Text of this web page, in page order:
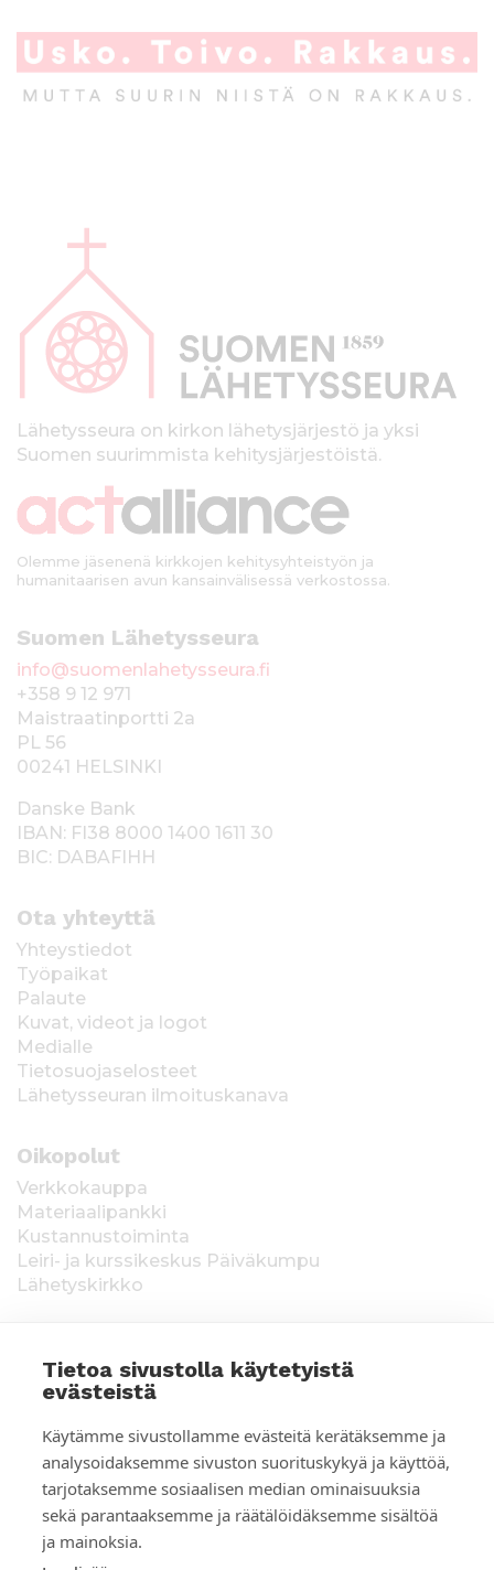
Tietoa sivustolla käytetyistä
evästeistä
Käytämme sivustollamme evästeitä kerätäksemme ja
analysoidaksemme sivuston suorituskykyä ja käyttöä,
tarjotaksemme sosiaalisen median ominaisuuksia
sekä parantaaksemme ja räätälöidäksemme sisältöä
ja mainoksia.
p
kLähetysseura on kirkon lähetysjärjestö ja yksi
Suomen suurimmista kehitysjärjestöistä.
Olemme jäsenenä kirkkojen kehitysyhteistyön ja
humanitaarisen avun kansainvälisessä verkostossa.
Suomen Lähetysseura
info@suomenlahetysseura.fi
+358 9 12 971
Maistraatinportti 2a
PL 56
00241 HELSINKI
Danske Bank
IBAN: FI38 8000 1400 1611 30
BIC: DABAFIHH
Ota yhteyttä
Yhteystiedot
Työpaikat
Palaute
Kuvat, videot ja logot
Medialle
Tietosuojaselosteet
Lähetysseuran ilmoituskanava
Oikopolut
Verkkokauppa
Materiaalipankki
Kustannustoiminta
Leiri- ja kurssikeskus Päiväkumpu
Lähetyskirkko
voimassa toistaiseksi 1.1.2021 alkaen, myönnetty
1.12.2020, Poliisihallitus. Ahvenanmaa ÅLR
2025/5437, voimassa 1.1.–31.12.2026, myönnetty
28.8.2025 Ahvenanmaan maakuntahallitus. Kerätyt
varat käytetään Suomen Lähetysseuran
ulkomaantyöhön. Lahjoittajan tiedot tallennetaan